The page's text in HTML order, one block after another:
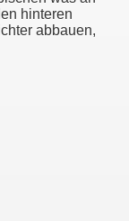
hinteren
abbauen,